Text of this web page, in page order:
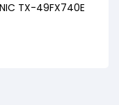
TX-49FX740E